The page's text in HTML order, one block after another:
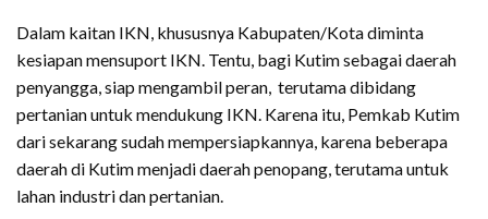
Dalam kaitan IKN, khususnya Kabupaten/Kota diminta
kesiapan mensuport IKN. Tentu, bagi Kutim sebagai daerah
penyangga, siap mengambil peran, terutama dibidang
pertanian untuk mendukung IKN. Karena itu, Pemkab Kutim
dari sekarang sudah mempersiapkannya, karena beberapa
daerah di Kutim menjadi daerah penopang, terutama untuk
lahan industri dan pertanian.